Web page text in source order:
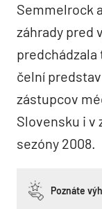
Semmelrock
záhrady pred
čelní
zástupcov
Slovensku i v
sezóny 2008.
Poznáte